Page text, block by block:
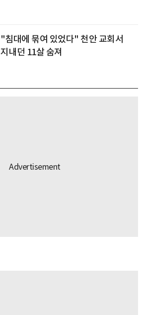
"침대에 묶여 있었다" 천안 교회서
지내던 11살 숨져